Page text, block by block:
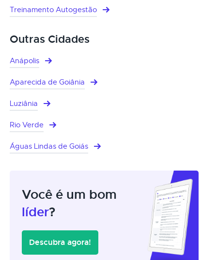
Treinamento Autogestão
Outras Cidades
Anápolis
Aparecida de Goiânia
Luziânia
Rio Verde
Águas Lindas de Goiás
Você é um bom
líder?
Descubra agora!